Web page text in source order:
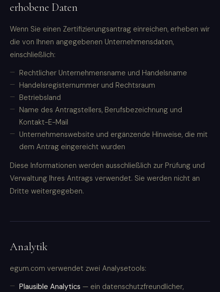
erhobene Daten
Wenn Sie einen Zertifizierungsantrag einreichen, erheben wir
die von Ihnen angegebenen Unternehmensdaten,
einschließlich:
Rechtlicher Unternehmensname und Handelsname
Handelsregisternummer und Rechtsraum
Betriebsland
Name des Antragstellers, Berufsbezeichnung und
Kontakt-E-Mail
Unternehmenswebsite und ergänzende Hinweise, die mit
dem Antrag eingereicht wurden
Diese Informationen werden ausschließlich zur Prüfung und
Verwaltung Ihres Antrags verwendet. Sie werden nicht an
Dritte weitergegeben.
Analytik
egum.com verwendet zwei Analysetools:
Plausible Analytics — ein datenschutzfreundlicher,